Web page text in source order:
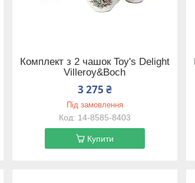
Комплект з 2 чашок Toy's Delight
Villeroy&Boch
3 275 ₴
Під замовлення
14-8585-8403
Купити